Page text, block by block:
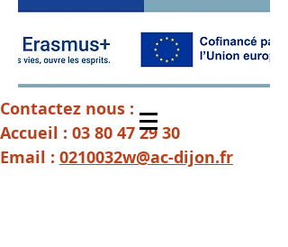
Contactez nous :
Accueil : 03 80 47 29 30
Email : 0210032w@ac-dijon.fr